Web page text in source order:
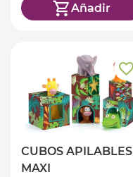
Añadir
CUBOS APILABLES
MAXI